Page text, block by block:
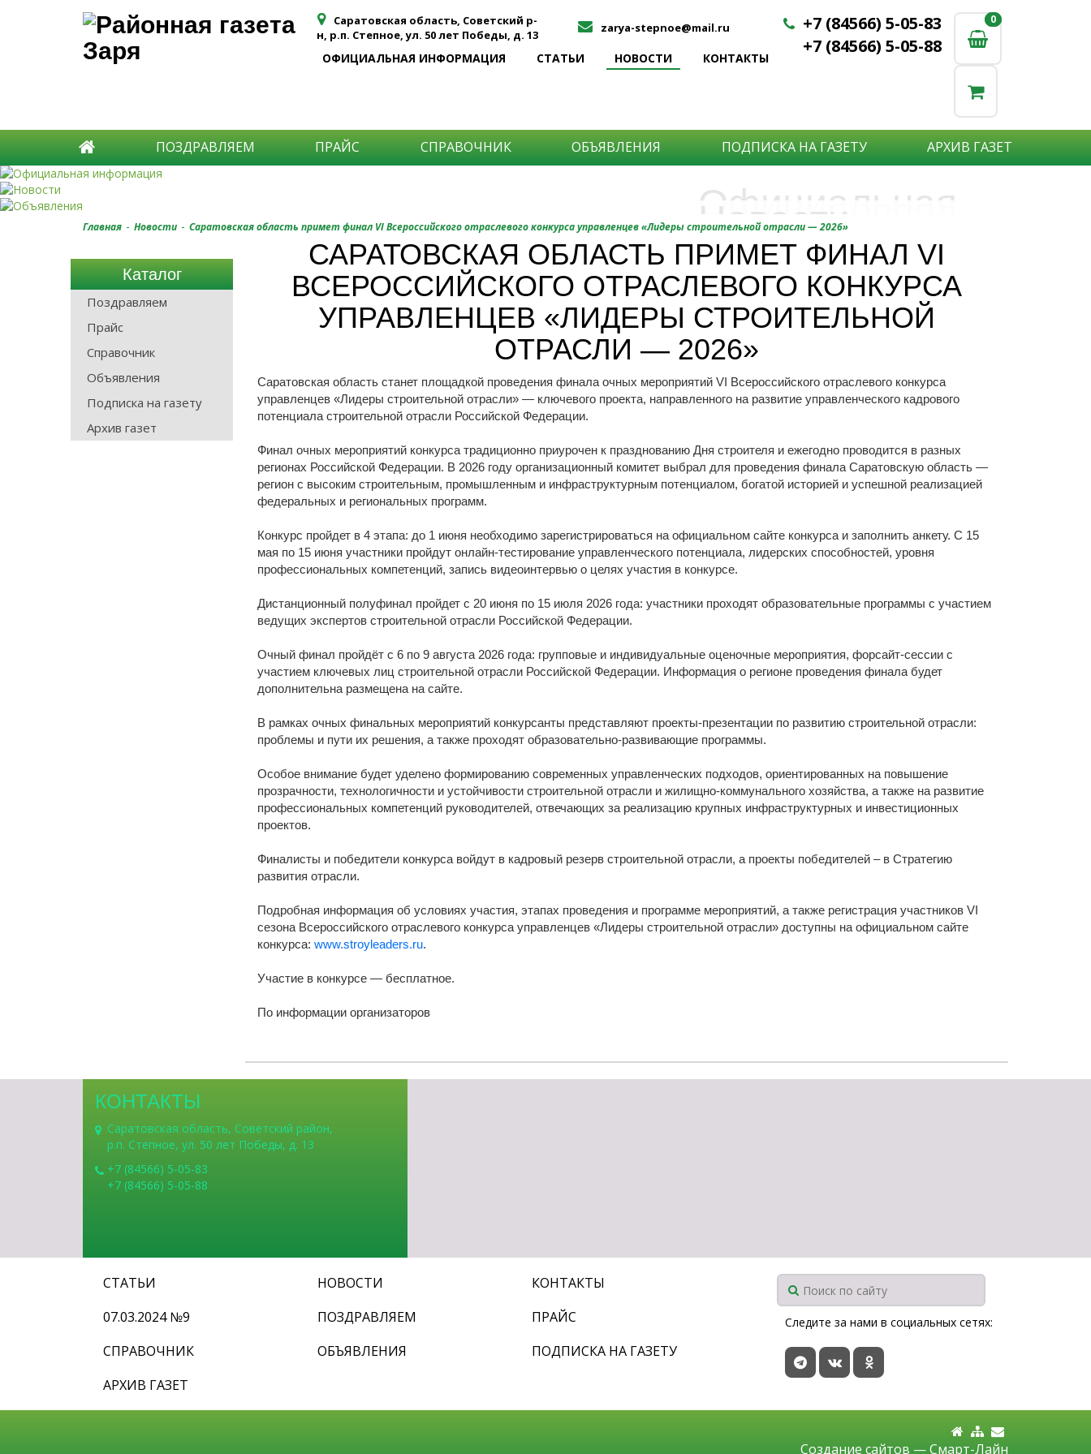
Саратовская область, Советский р-
н, р.п. Степное, ул. 50 лет Победы, д. 13
zarya-stepnoe@mail.ru
ОФИЦИАЛЬНАЯ ИНФОРМАЦИЯ СТАТЬИ НОВОСТИ КОНТАКТЫ
+7 (84566) 5-05-83
+7 (84566) 5-05-88
0
0
ПОЗДРАВЛЯЕМ ПРАЙС СПРАВОЧНИК ОБЪЯВЛЕНИЯ ПОДПИСКА НА ГАЗЕТУ АРХИВ ГАЗЕТ
Официальная
информация
Подробнее
Новости
Самые актуальные новости:
-происшествия,
-события района,
-спорта,
-мира науки,
-медицины,
-общества
Объявления
Хотите что бы о Вас узнали?
О частной практике или деятельности
негосударственных организаций?
Просто закажите объявление.
Подробнее
Главная - Новости - Саратовская область примет финал VI Всероссийского отраслевого конкурса управленцев «Лидеры строительной отрасли — 2026»
Каталог
Поздравляем
Прайс
Справочник
Объявления
Подписка на газету
Архив газет
САРАТОВСКАЯ ОБЛАСТЬ ПРИМЕТ ФИНАЛ VI
ВСЕРОССИЙСКОГО ОТРАСЛЕВОГО КОНКУРСА
УПРАВЛЕНЦЕВ «ЛИДЕРЫ СТРОИТЕЛЬНОЙ
ОТРАСЛИ — 2026»
Саратовская область станет площадкой проведения финала очных мероприятий VI Всероссийского отраслевого конкурса
управленцев «Лидеры строительной отрасли» — ключевого проекта, направленного на развитие управленческого кадрового
потенциала строительной отрасли Российской Федерации.
Финал очных мероприятий конкурса традиционно приурочен к празднованию Дня строителя и ежегодно проводится в разных
регионах Российской Федерации. В 2026 году организационный комитет выбрал для проведения финала Саратовскую область —
регион с высоким строительным, промышленным и инфраструктурным потенциалом, богатой историей и успешной реализацией
федеральных и региональных программ.
Конкурс пройдет в 4 этапа: до 1 июня необходимо зарегистрироваться на официальном сайте конкурса и заполнить анкету. С 15
мая по 15 июня участники пройдут онлайн-тестирование управленческого потенциала, лидерских способностей, уровня
профессиональных компетенций, запись видеоинтервью о целях участия в конкурсе.
Дистанционный полуфинал пройдет с 20 июня по 15 июля 2026 года: участники проходят образовательные программы с участием
ведущих экспертов строительной отрасли Российской Федерации.
Очный финал пройдёт с 6 по 9 августа 2026 года: групповые и индивидуальные оценочные мероприятия, форсайт-сессии с
участием ключевых лиц строительной отрасли Российской Федерации. Информация о регионе проведения финала будет
дополнительна размещена на сайте.
В рамках очных финальных мероприятий конкурсанты представляют проекты-презентации по развитию строительной отрасли:
проблемы и пути их решения, а также проходят образовательно-развивающие программы.
Особое внимание будет уделено формированию современных управленческих подходов, ориентированных на повышение
прозрачности, технологичности и устойчивости строительной отрасли и жилищно-коммунального хозяйства, а также на развитие
профессиональных компетенций руководителей, отвечающих за реализацию крупных инфраструктурных и инвестиционных
проектов.
Финалисты и победители конкурса войдут в кадровый резерв строительной отрасли, а проекты победителей – в Стратегию
развития отрасли.
Подробная информация об условиях участия, этапах проведения и программе мероприятий, а также регистрация участников VI
сезона Всероссийского отраслевого конкурса управленцев «Лидеры строительной отрасли» доступны на официальном сайте
конкурса: www.stroyleaders.ru.
Участие в конкурсе — бесплатное.
По информации организаторов
КОНТАКТЫ
Саратовская область, Советский район,
р.п. Степное, ул. 50 лет Победы, д. 13
+7 (84566) 5-05-83
+7 (84566) 5-05-88
СТАТЬИ НОВОСТИ
КОНТАКТЫ
07.03.2024 №9
ПОЗДРАВЛЯЕМ
ПРАЙС
СПРАВОЧНИК
ОБЪЯВЛЕНИЯ
ПОДПИСКА НА ГАЗЕТУ
АРХИВ ГАЗЕТ
Следите за нами в социальных сетях:
Создание сайтов —Смарт-Лайн